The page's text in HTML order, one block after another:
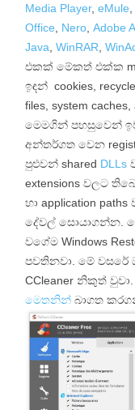
Media Player, eMule
Office
Nero Adobe
Java WinRAR
එකක් මේකත් එක්ක
ඉඳන් cookies,
files, system
මෙමගින් පහසුවෙන්
අන්තර්ගත වෙන
පුළුවන් shared DLLs
extensions වලට
හා application
දේවල් සොයාගන්න.
වගේම Windows
පවතිනවා. මේ වසරේ
CCleaner නිකුත්
මෙතනින් බාගත